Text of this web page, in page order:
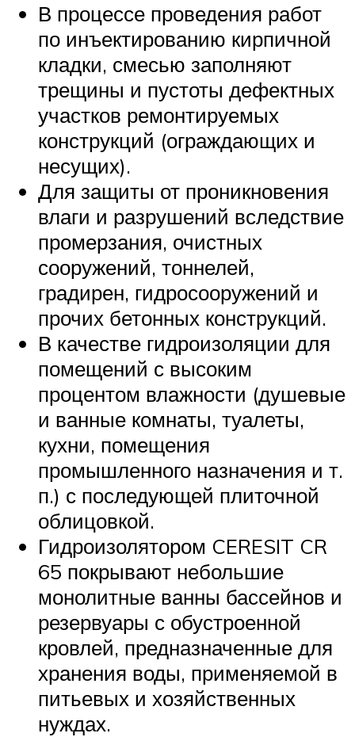
В процессе проведения работ
по инъектированию кирпичной
кладки, смесью заполняют
трещины и пустоты дефектных
участков ремонтируемых
конструкций (ограждающих и
несущих).
Для защиты от проникновения
влаги и разрушений вследствие
промерзания, очистных
сооружений, тоннелей,
градирен, гидросооружений и
прочих бетонных конструкций.
В качестве гидроизоляции для
помещений с высоким
процентом влажности (душевые
и ванные комнаты, туалеты,
кухни, помещения
промышленного назначения и т.
п.) с последующей плиточной
облицовкой.
Гидроизолятором CERESIT CR
65 покрывают небольшие
монолитные ванны бассейнов и
резервуары с обустроенной
кровлей, предназначенные для
хранения воды, применяемой в
питьевых и хозяйственных
нуждах.